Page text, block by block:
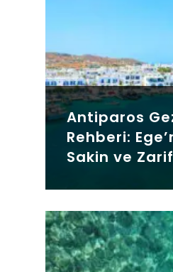
Antiparos
Rehberi:
Sakin ve